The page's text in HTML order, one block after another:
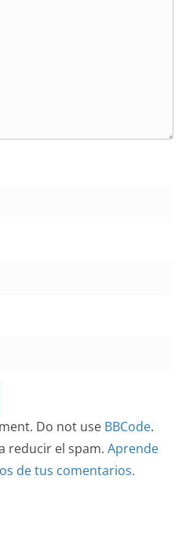
Do not use BBCode.
reducir el spam. Aprende
de tus comentarios.